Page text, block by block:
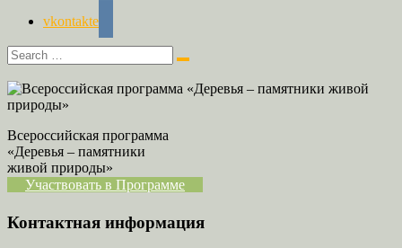
vkontakte
Всероссийская программа
«Деревья – памятники
живой природы»
Участвовать в Программе
Контактная информация